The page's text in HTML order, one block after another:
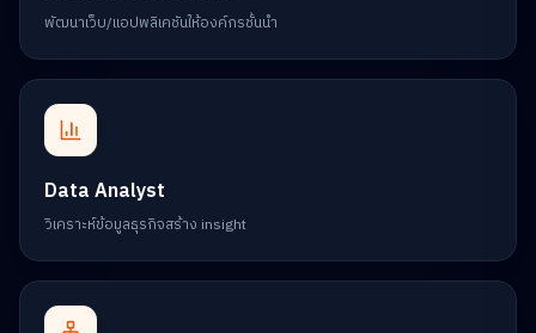
พัฒนาเว็บ/แอปพลิเคชันให้องค์กรชั้นนำ
Data Analyst
วิเคราะห์ข้อมูลธุรกิจสร้าง insight